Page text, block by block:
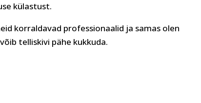
külastust.
korraldavad professionaalid ja samas olen
telliskivi pähe kukkuda.